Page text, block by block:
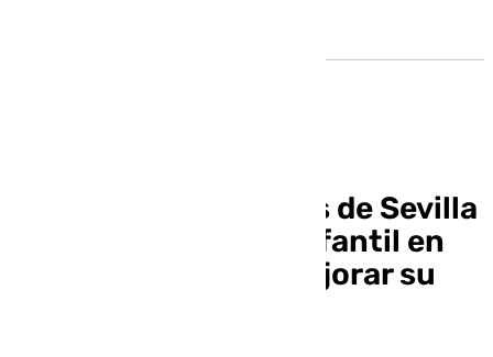
El Colegio de Médicos de Sevilla
aborda la diabetes infantil en
edad escolar para mejorar su